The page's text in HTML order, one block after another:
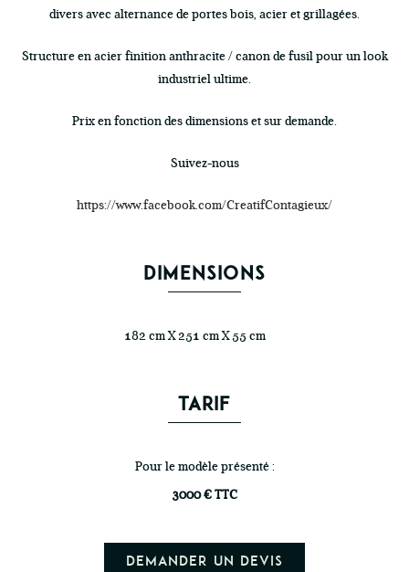
divers avec alternance de portes bois, acier et grillagées.
Structure en acier finition anthracite / canon de fusil pour un look
industriel ultime.
Prix en fonction des dimensions et sur demande.
Suivez-nous
https://www.facebook.com/CreatifContagieux/
DIMENSIONS
182 cm X 251 cm X 55 cm
TARIF
Pour le modèle présenté :
3000 € TTC
Demander un devis